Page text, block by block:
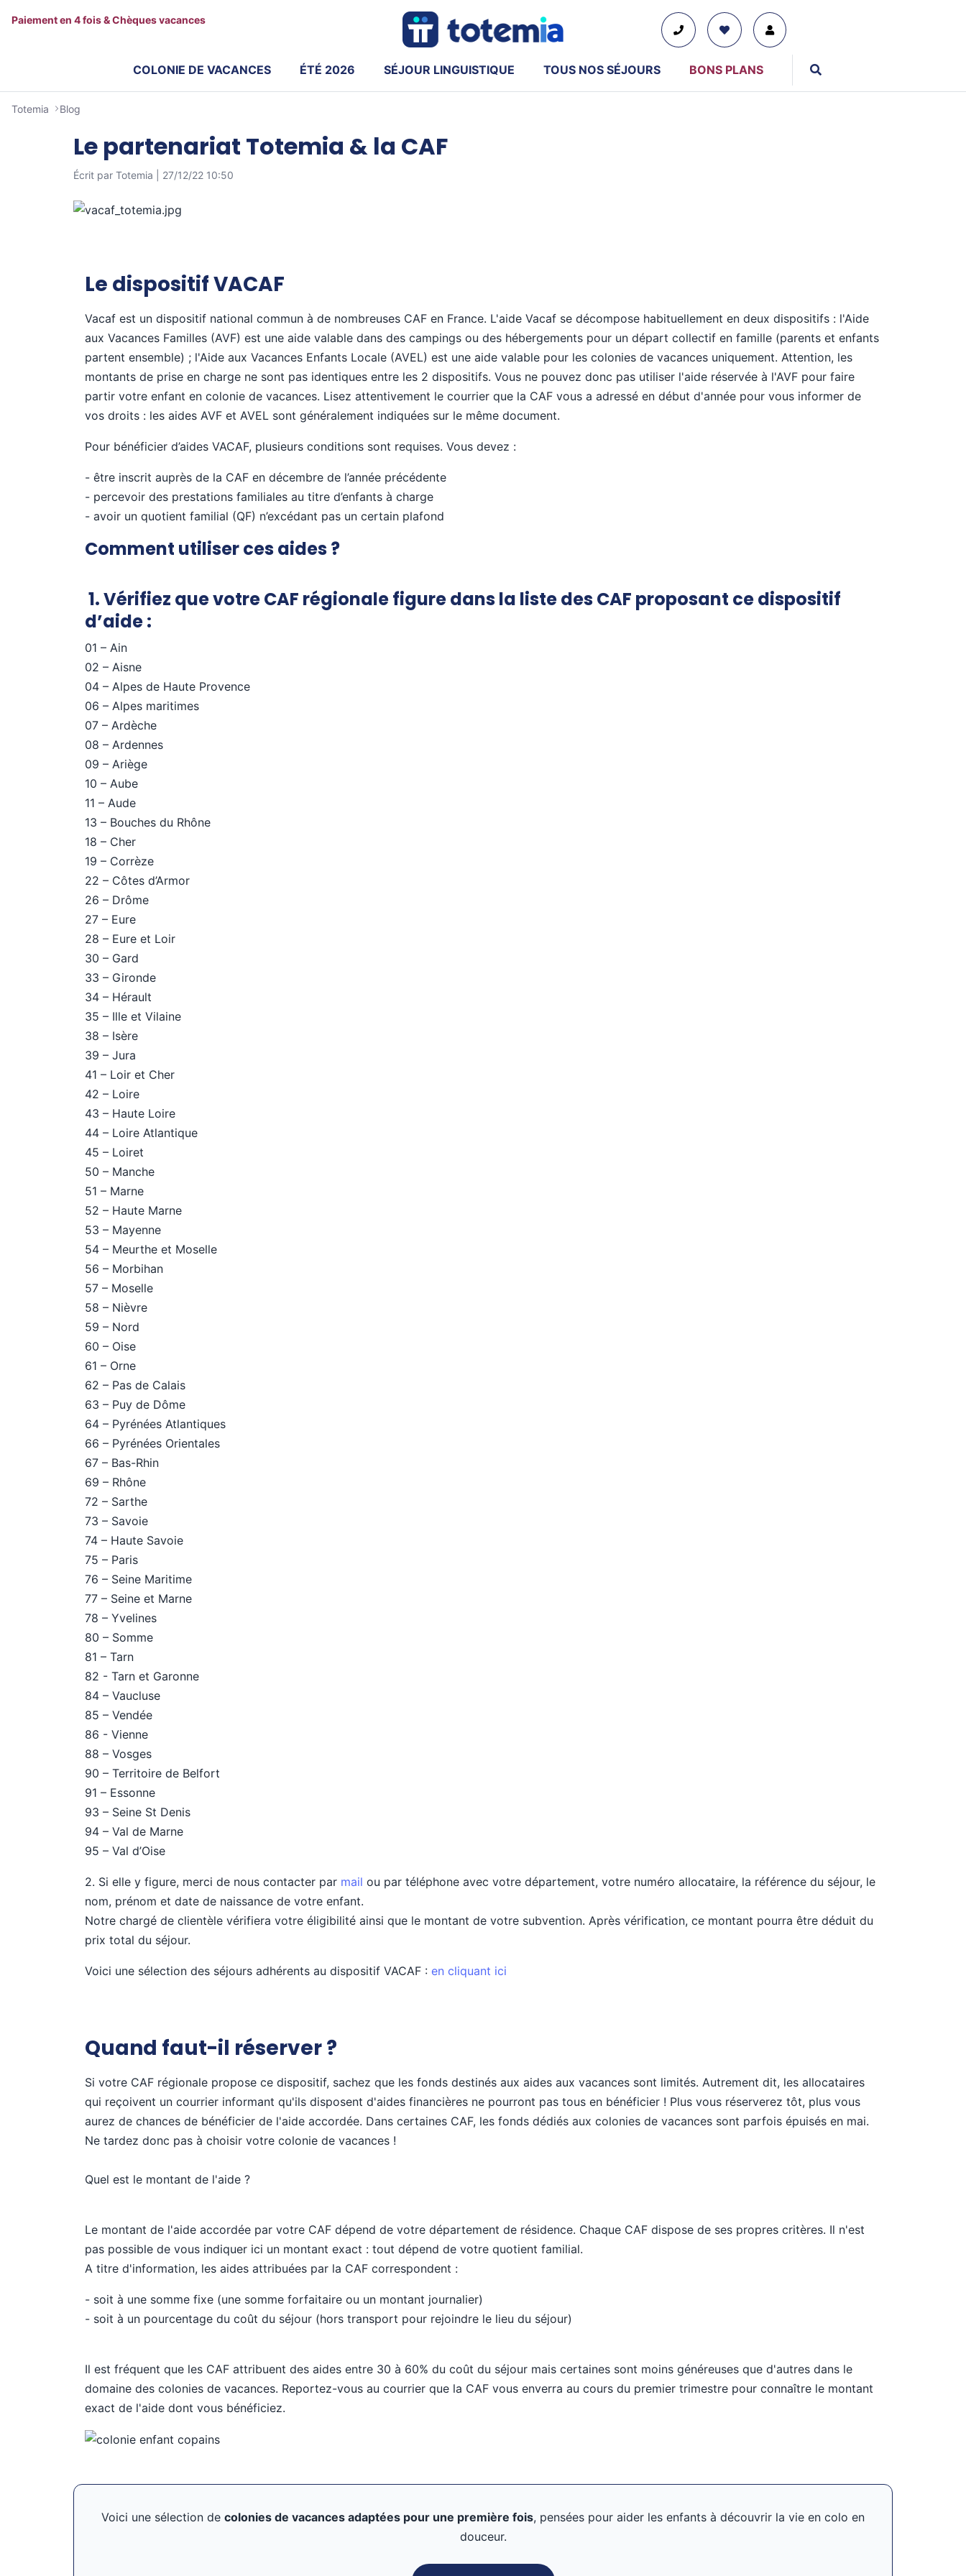
Paiement en 4 fois & Chèques vacances
COLONIE DE VACANCES ÉTÉ 2026 SÉJOUR LINGUISTIQUE TOUS NOS SÉJOURS BONS PLANS
Totemia Blog
Le partenariat Totemia & la CAF
Écrit par Totemia | 27/12/22 10:50
Le dispositif VACAF
Vacaf est un dispositif national commun à de nombreuses CAF en France. L'aide Vacaf se décompose habituellement en deux dispositifs : l'Aide
aux Vacances Familles (AVF) est une aide valable dans des campings ou des hébergements pour un départ collectif en famille (parents et enfants
partent ensemble) ; l'Aide aux Vacances Enfants Locale (AVEL) est une aide valable pour les colonies de vacances uniquement. Attention, les
montants de prise en charge ne sont pas identiques entre les 2 dispositifs. Vous ne pouvez donc pas utiliser l'aide réservée à l'AVF pour faire
partir votre enfant en colonie de vacances. Lisez attentivement le courrier que la CAF vous a adressé en début d'année pour vous informer de
vos droits : les aides AVF et AVEL sont généralement indiquées sur le même document.
Pour bénéficier d’aides VACAF, plusieurs conditions sont requises. Vous devez :
- être inscrit auprès de la CAF en décembre de l’année précédente
- percevoir des prestations familiales au titre d’enfants à charge
- avoir un quotient familial (QF) n’excédant pas un certain plafond
Comment utiliser ces aides ?
1. Vérifiez que votre CAF régionale figure dans la liste des CAF proposant ce dispositif
d’aide :
01 – Ain
02 – Aisne
04 – Alpes de Haute Provence
06 – Alpes maritimes
07 – Ardèche
08 – Ardennes
09 – Ariège
10 – Aube
11 – Aude
13 – Bouches du Rhône
18 – Cher
19 – Corrèze
22 – Côtes d’Armor
26 – Drôme
27 – Eure
28 – Eure et Loir
30 – Gard
33 – Gironde
34 – Hérault
35 – Ille et Vilaine
38 – Isère
39 – Jura
41 – Loir et Cher
42 – Loire
43 – Haute Loire
44 – Loire Atlantique
45 – Loiret
50 – Manche
51 – Marne
52 – Haute Marne
53 – Mayenne
54 – Meurthe et Moselle
56 – Morbihan
57 – Moselle
58 – Nièvre
59 – Nord
60 – Oise
61 – Orne
62 – Pas de Calais
63 – Puy de Dôme
64 – Pyrénées Atlantiques
66 – Pyrénées Orientales
67 – Bas-Rhin
69 – Rhône
72 – Sarthe
73 – Savoie
74 – Haute Savoie
75 – Paris
76 – Seine Maritime
77 – Seine et Marne
78 – Yvelines
80 – Somme
81 – Tarn
82 - Tarn et Garonne
84 – Vaucluse
85 – Vendée
86 - Vienne
88 – Vosges
90 – Territoire de Belfort
91 – Essonne
93 – Seine St Denis
94 – Val de Marne
95 – Val d’Oise
2. Si elle y figure, merci de nous contacter par mail ou par téléphone avec votre département, votre numéro allocataire, la référence du séjour, le
nom, prénom et date de naissance de votre enfant.
Notre chargé de clientèle vérifiera votre éligibilité ainsi que le montant de votre subvention. Après vérification, ce montant pourra être déduit du
prix total du séjour.
Voici une sélection des séjours adhérents au dispositif VACAF : en cliquant ici
Quand faut-il réserver ?
Si votre CAF régionale propose ce dispositif, sachez que les fonds destinés aux aides aux vacances sont limités. Autrement dit, les allocataires
qui reçoivent un courrier informant qu'ils disposent d'aides financières ne pourront pas tous en bénéficier ! Plus vous réserverez tôt, plus vous
aurez de chances de bénéficier de l'aide accordée. Dans certaines CAF, les fonds dédiés aux colonies de vacances sont parfois épuisés en mai.
Ne tardez donc pas à choisir votre colonie de vacances !
Quel est le montant de l'aide ?
Le montant de l'aide accordée par votre CAF dépend de votre département de résidence. Chaque CAF dispose de ses propres critères. Il n'est
pas possible de vous indiquer ici un montant exact : tout dépend de votre quotient familial.
A titre d'information, les aides attribuées par la CAF correspondent :
- soit à une somme fixe (une somme forfaitaire ou un montant journalier)
- soit à un pourcentage du coût du séjour (hors transport pour rejoindre le lieu du séjour)
Il est fréquent que les CAF attribuent des aides entre 30 à 60% du coût du séjour mais certaines sont moins généreuses que d'autres dans le
domaine des colonies de vacances. Reportez-vous au courrier que la CAF vous enverra au cours du premier trimestre pour connaître le montant
exact de l'aide dont vous bénéficiez.
Voici une sélection de colonies de vacances adaptées pour une première fois, pensées pour aider les enfants à découvrir la vie en colo en
douceur.